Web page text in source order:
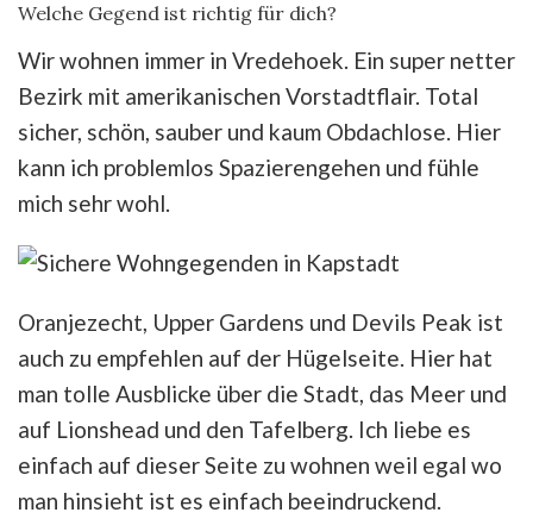
Welche Gegend ist richtig für dich?
Wir wohnen immer in Vredehoek. Ein super netter
Bezirk mit amerikanischen Vorstadtflair. Total
sicher, schön, sauber und kaum Obdachlose. Hier
kann ich problemlos Spazierengehen und fühle
mich sehr wohl.
Oranjezecht, Upper Gardens und Devils Peak ist
auch zu empfehlen auf der Hügelseite. Hier hat
man tolle Ausblicke über die Stadt, das Meer und
auf Lionshead und den Tafelberg. Ich liebe es
einfach auf dieser Seite zu wohnen weil egal wo
man hinsieht ist es einfach beeindruckend.